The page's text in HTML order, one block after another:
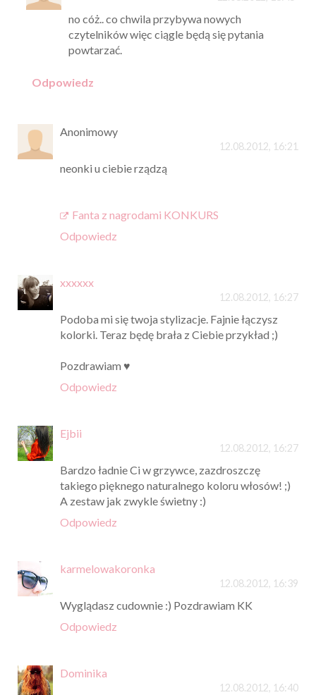
no cóż.. co chwila przybywa nowych
czytelników więc ciągle będą się pytania
powtarzać.
Odpowiedz
Anonimowy
12.08.2012, 16:21
neonki u ciebie rządzą
Fanta z nagrodami KONKURS
Odpowiedz
xxxxxx
12.08.2012, 16:27
Podoba mi się twoja stylizacje. Fajnie łączysz
kolorki. Teraz będę brała z Ciebie przykład ;)
Pozdrawiam ♥
Odpowiedz
Ejbii
12.08.2012, 16:27
Bardzo ładnie Ci w grzywce, zazdroszczę
takiego pięknego naturalnego koloru włosów! ;)
A zestaw jak zwykle świetny :)
Odpowiedz
karmelowakoronka
12.08.2012, 16:39
Wyglądasz cudownie :) Pozdrawiam KK
Odpowiedz
Dominika
12.08.2012, 16:40